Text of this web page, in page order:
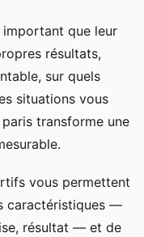
que leur
résultats,
sur quels
situations vous
transforme une
vous permettent
caractéristiques —
résultat — et de